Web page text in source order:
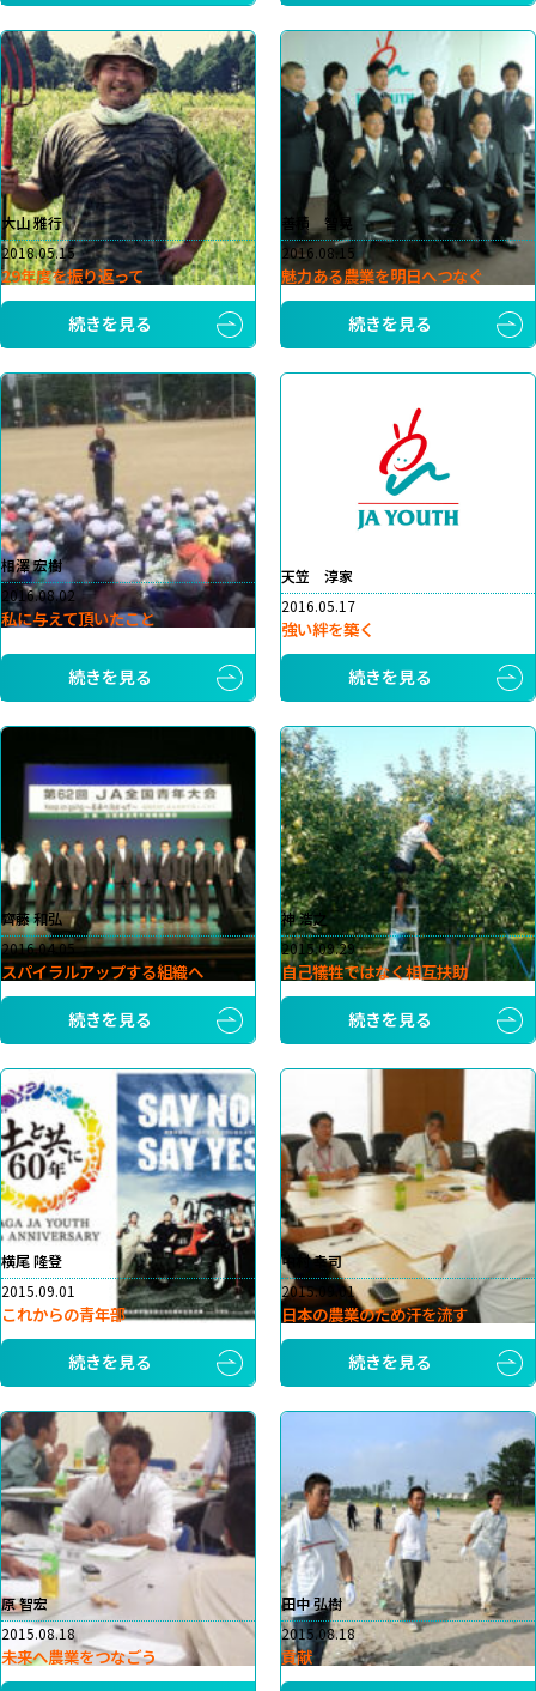
大山 雅行
2018.05.15
29年度を振り返って
続きを見る
善積 智晃
2016.08.15
魅力ある農業を明日へつなぐ
続きを見る
相澤 宏樹
2016.08.02
私に与えて頂いたこと
続きを見る
天笠 淳家
2016.05.17
強い絆を築く
続きを見る
齊藤 和弘
2016.04.05
スパイラルアップする組織へ
続きを見る
神 浩之
2015.09.29
自己犠牲ではなく相互扶助
続きを見る
横尾 隆登
2015.09.01
これからの青年部
続きを見る
中村 幸司
2015.09.01
日本の農業のため汗を流す
続きを見る
原 智宏
2015.08.18
未来へ農業をつなごう
田中 弘樹
2015.08.18
貢献